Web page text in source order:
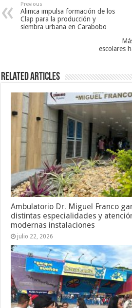
Previous
Alimca impulsa formación de los
Clap para la producción y
siembra urbana en Carabobo
escolares
Related Articles
Ambulatorio Dr. Miguel Franco
distintas especialidades y
modernas instalaciones
julio 22, 2026